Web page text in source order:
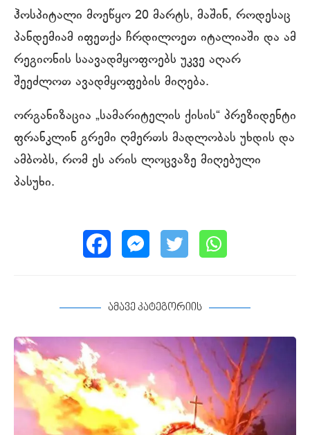
ჰოსპიტალი მოეწყო 20 მარტს, მაშინ, როდესაც
პანდემიამ იფეთქა ჩრდილოეთ იტალიაში და ამ
რეგიონის საავადმყოფოებს უკვე აღარ
შეეძლოთ ავადმყოფების მიღება.
ორგანიზაცია „სამარიტელის ქისის“ პრეზიდენტი
ფრანკლინ გრემი ღმერთს მადლობას უხდის და
ამბობს, რომ ეს არის ლოცვაზე მიღებული
პასუხი.
ამავე კატეგორიის